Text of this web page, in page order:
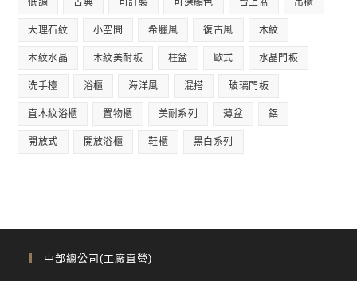
低調 古典 可訂製 可選顏色 台上盆 吊櫃
大理石紋 小空間 希臘風 復古風 木紋
木紋水晶 木紋美耐板 柱盆 歐式 水晶門板
洗手檯 浴櫃 海洋風 混搭 玻璃門板
直木紋浴櫃 置物櫃 美耐系列 薄盆 鋁
開放式 開放浴櫃 鞋櫃 黑白系列
中部總公司(工廠直營)